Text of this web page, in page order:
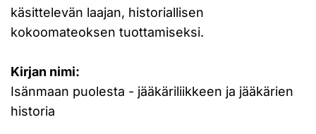
käsittelevän laajan, historiallisen
kokoomateoksen tuottamiseksi.
Kirjan nimi:
Isänmaan puolesta - jääkäriliikkeen ja jääkärien
historia